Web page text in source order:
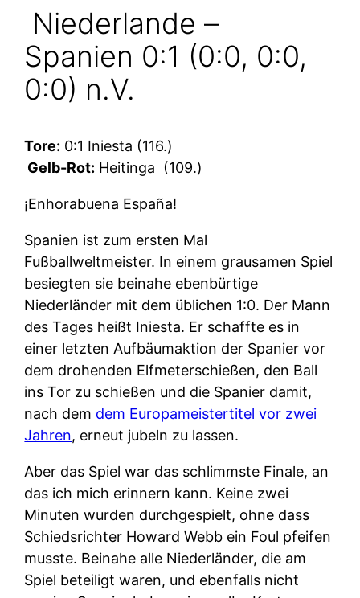
Niederlande –
Spanien 0:1 (0:0, 0:0,
0:0) n.V.
Tore: 0:1 Iniesta (116.)
Gelb-Rot: Heitinga (109.)
¡Enhorabuena España!
Spanien ist zum ersten Mal
Fußballweltmeister. In einem grausamen Spiel
besiegten sie beinahe ebenbürtige
Niederländer mit dem üblichen 1:0. Der Mann
des Tages heißt Iniesta. Er schaffte es in
einer letzten Aufbäumaktion der Spanier vor
dem drohenden Elfmeterschießen, den Ball
ins Tor zu schießen und die Spanier damit,
nach dem dem Europameistertitel vor zwei
Jahren, erneut jubeln zu lassen.
Aber das Spiel war das schlimmste Finale, an
das ich mich erinnern kann. Keine zwei
Minuten wurden durchgespielt, ohne dass
Schiedsrichter Howard Webb ein Foul pfeifen
musste. Beinahe alle Niederländer, die am
Spiel beteiligt waren, und ebenfalls nicht